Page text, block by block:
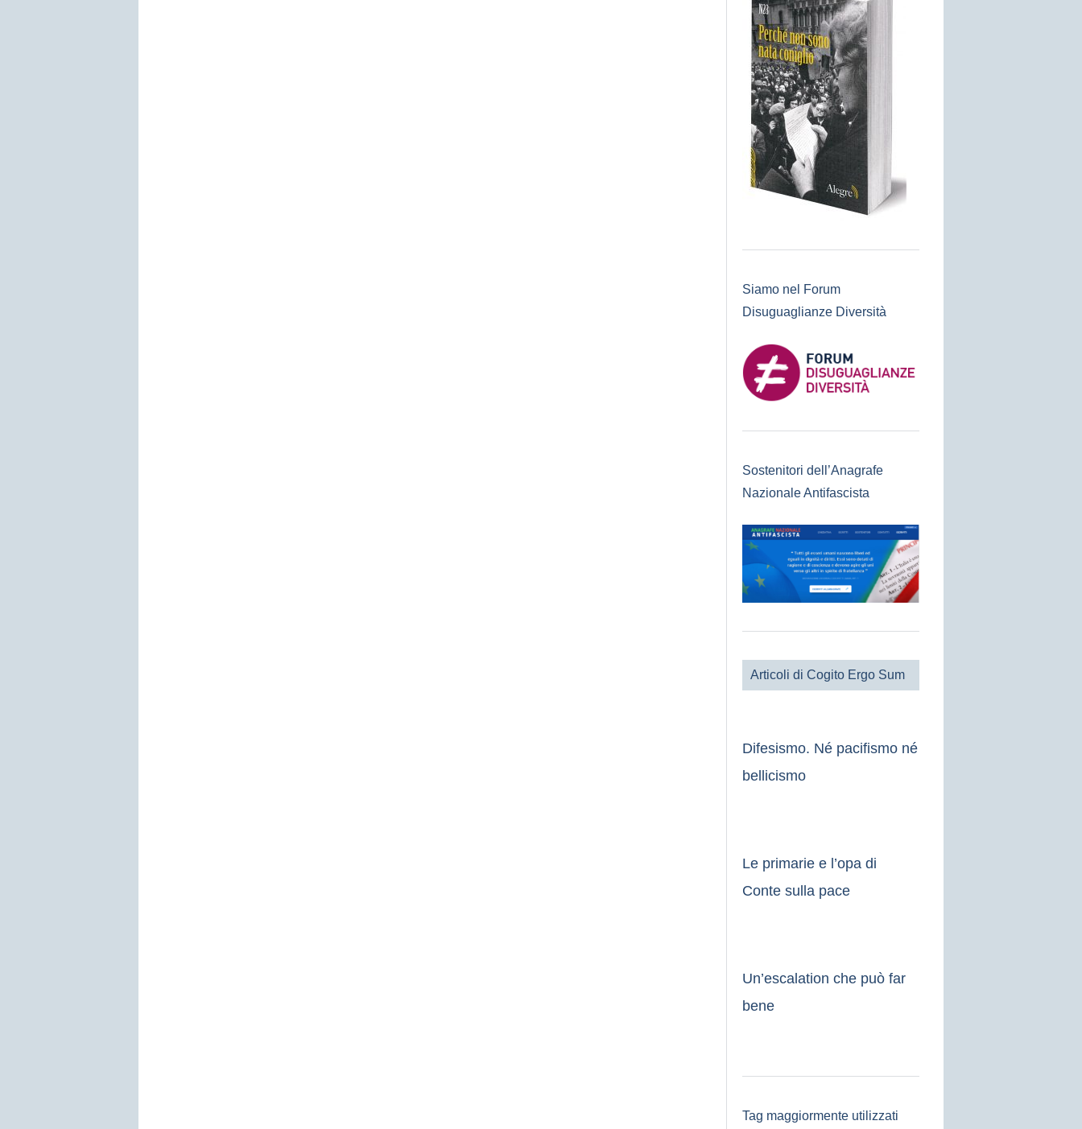
Siamo nel Forum
Disuguaglianze Diversità
Sostenitori dell’Anagrafe
Nazionale Antifascista
Articoli di Cogito Ergo Sum
Difesismo. Né pacifismo né
bellicismo
Le primarie e l’opa di
Conte sulla pace
Un’escalation che può far
bene
Tag maggiormente utilizzati